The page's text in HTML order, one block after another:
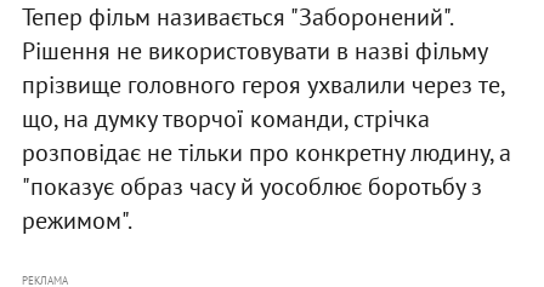
Тепер фільм називається "Заборонений".
Рішення не використовувати в назві фільму
прізвище головного героя ухвалили через те,
що, на думку творчої команди, стрічка
розповідає не тільки про конкретну людину, а
"показує образ часу й уособлює боротьбу з
режимом".
РЕКЛАМА